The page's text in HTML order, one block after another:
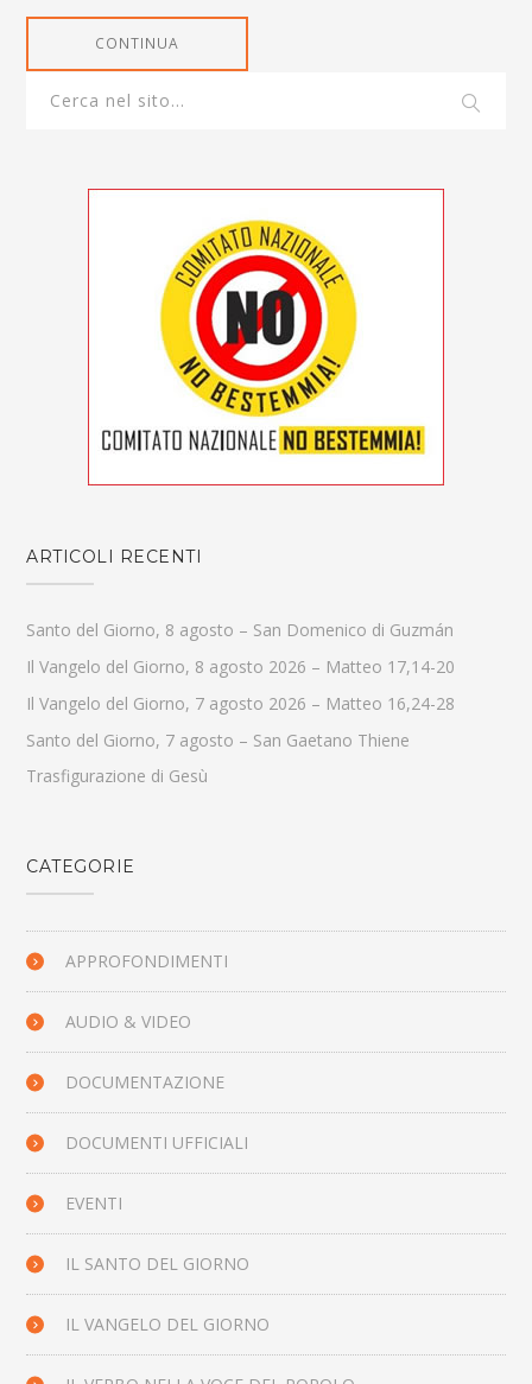
CONTINUA
ARTICOLI RECENTI
Santo del Giorno, 8 agosto – San Domenico di Guzmán
Il Vangelo del Giorno, 8 agosto 2026 – Matteo 17,14-20
Il Vangelo del Giorno, 7 agosto 2026 – Matteo 16,24-28
Santo del Giorno, 7 agosto – San Gaetano Thiene
Trasfigurazione di Gesù
CATEGORIE
APPROFONDIMENTI
AUDIO & VIDEO
DOCUMENTAZIONE
DOCUMENTI UFFICIALI
EVENTI
IL SANTO DEL GIORNO
IL VANGELO DEL GIORNO